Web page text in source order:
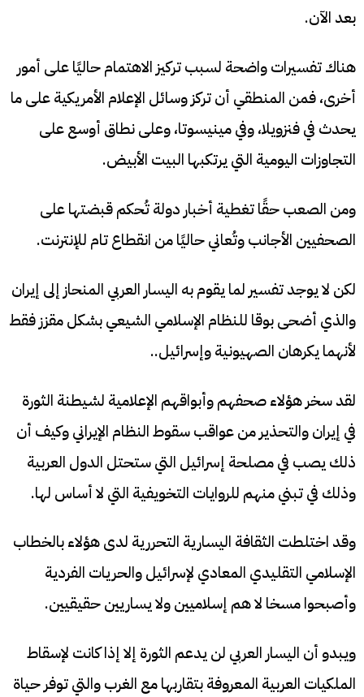
بعد الآن.
هناك تفسيرات واضحة لسبب تركيز الاهتمام حاليًا على أمور
أخرى، فمن المنطقي أن تركز وسائل الإعلام الأمريكية على ما
يحدث في فنزويلا، وفي مينيسوتا، وعلى نطاق أوسع على
التجاوزات اليومية التي يرتكبها البيت الأبيض.
ومن الصعب حقًا تغطية أخبار دولة تُحكم قبضتها على
الصحفيين الأجانب وتُعاني حاليًا من انقطاع تام للإنترنت.
لكن لا يوجد تفسير لما يقوم به اليسار العربي المنحاز إلى إيران
والذي أضحى بوقا للنظام الإسلامي الشيعي بشكل مقزز فقط
لأنهما يكرهان الصهيونية وإسرائيل..
لقد سخر هؤلاء صحفهم وأبواقهم الإعلامية لشيطنة الثورة
في إيران والتحذير من عواقب سقوط النظام الإيراني وكيف أن
ذلك يصب في مصلحة إسرائيل التي ستحتل الدول العربية
وذلك في تبني منهم للروايات التخويفية التي لا أساس لها.
وقد اختلطت الثقافة اليسارية التحررية لدى هؤلاء بالخطاب
الإسلامي التقليدي المعادي لإسرائيل والحريات الفردية
وأصبحوا مسخا لا هم إسلاميين ولا يساريين حقيقيين.
ويبدو أن اليسار العربي لن يدعم الثورة إلا إذا كانت لإسقاط
الملكيات العربية المعروفة بتقاربها مع الغرب والتي توفر حياة